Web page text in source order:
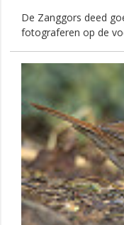
De Zanggors deed
fotograferen op de